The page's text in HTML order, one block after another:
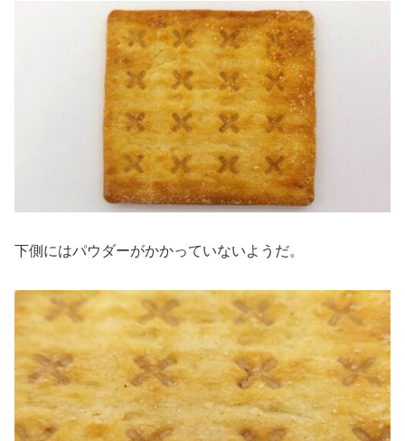
下側にはパウダーがかかっていないようだ。